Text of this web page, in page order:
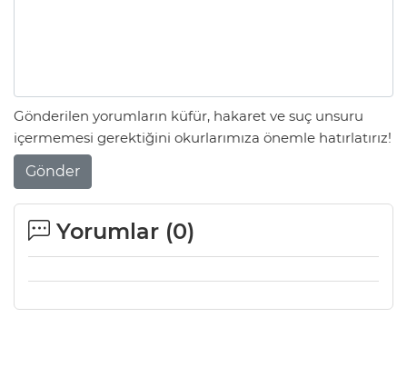
Gönderilen yorumların küfür, hakaret ve suç unsuru
içermemesi gerektiğini okurlarımıza önemle hatırlatırız!
Gönder
Yorumlar (0)